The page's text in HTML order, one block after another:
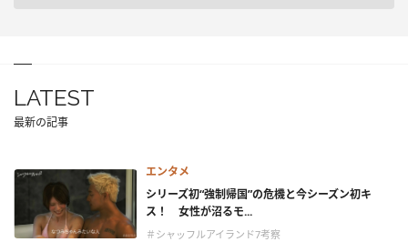
LATEST
最新の記事
エンタメ
シリーズ初“強制帰国”の危機と今シーズン初キ
ス！ 女性が沼るモ...
＃シャッフルアイランド7考察